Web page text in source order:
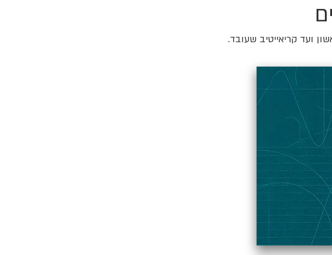
ועד קריאייטיב שעובד.